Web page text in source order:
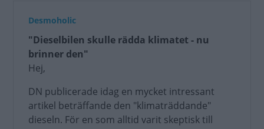
Desmoholic
"Dieselbilen skulle rädda klimatet - nu
brinner den"
Hej,
DN publicerade idag en mycket intressant
artikel beträffande den "klimaträddande"
dieseln. För en som alltid varit skeptisk till